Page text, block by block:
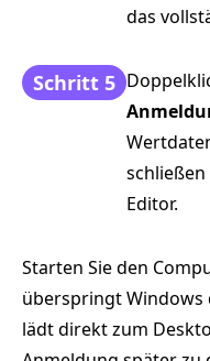
das
Schritt 5
Editor.
Starten Sie den
überspringt Windows
lädt direkt zum